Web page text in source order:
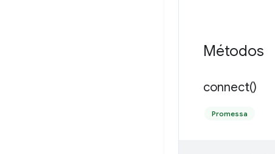
Métodos
connect()
Promessa